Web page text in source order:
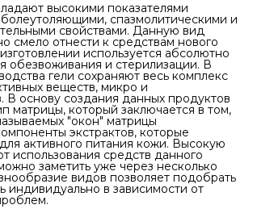
высокими показателями
спазмолитическими и
свойствами. Данную вид
смело отнести к средствам нового
используется абсолютно
обезвоживания и стерилизации. В
гели сохраняют весь комплекс
веществ, микро и
В основу создания данных продуктов
матрицы, который заключается в том,
"окон" матрицы
экстрактов, которые
активного питания кожи. Высокую
использования средств данного
заметить уже через несколько
видов позволяет подобрать
индивидуально в зависимости от